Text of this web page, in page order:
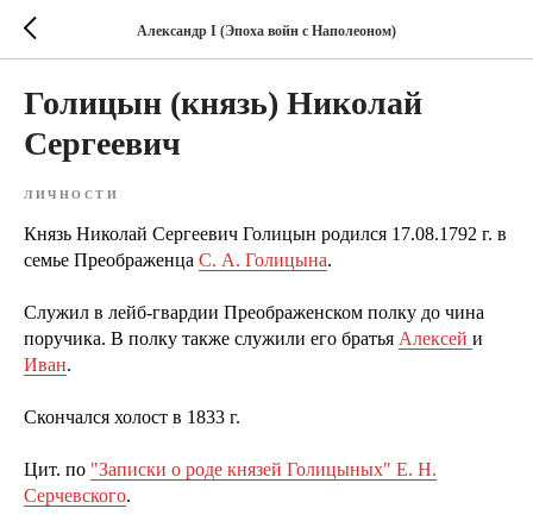
Александр I (Эпоха войн с Наполеоном)
Голицын (князь) Николай
Сергеевич
ЛИЧНОСТИ
Князь Николай Сергеевич Голицын родился 17.08.1792 г. в
семье Преображенца С. А. Голицына.
Служил в лейб-гвардии Преображенском полку до чина
поручика. В полку также служили его братья Алексей и
Иван.
Скончался холост в 1833 г.
Цит. по "Записки о роде князей Голицыных" Е. Н.
Серчевского.